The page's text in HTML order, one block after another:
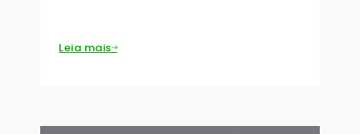
Leia mais